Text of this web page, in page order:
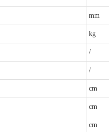
mm
kg
/
/
cm
cm
cm